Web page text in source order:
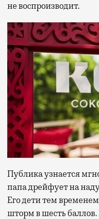
не воспроизводит.
Публика узнается
папа дрейфует на
Его дети тем
шторм в шесть